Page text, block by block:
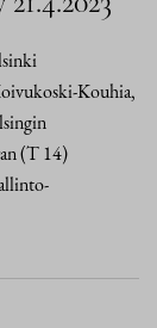
Kouhia,
(T 14)